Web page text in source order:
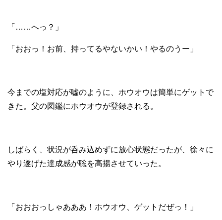
「……へっ？」
「おおっ！お前、持ってるやないかい！やるのうー」
今までの塩対応が嘘のように、ホウオウは簡単にゲットで
きた。父の図鑑にホウオウが登録される。
しばらく、状況が呑み込めずに放心状態だったが、徐々に
やり遂げた達成感が聡を高揚させていった。
「おおおっしゃあああ！ホウオウ、ゲットだぜっ！」